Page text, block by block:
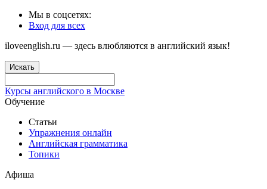
Мы в соцсетях:
Вход для всех
iloveenglish.ru — здесь влюбляются в английский язык!
Искать
Курсы английского в Москве
Обучение
Статьи
Упражнения онлайн
Английская грамматика
Топики
Афиша